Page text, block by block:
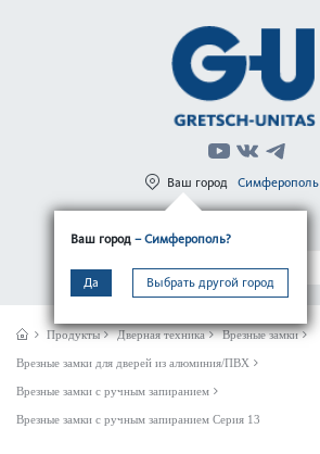
Ваш город – Симферополь?
Да Выбрать другой город
Ваш город Симферополь
МЕНЮ
Продукты Дверная техника Врезные замки
Врезные замки для дверей из алюминия/ПВХ
Врезные замки с ручным запиранием
Врезные замки с ручным запиранием Серия 13